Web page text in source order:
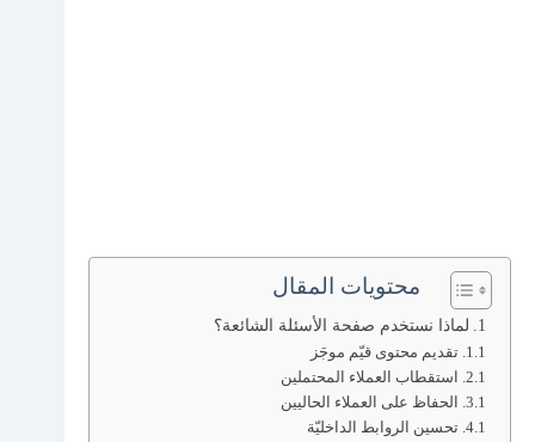
محتويات المقال
لماذا نستخدم صفحة الأسئلة الشائعة؟
تقديم محتوى قيّم موجَز
استقطاب العملاء المحتملين
الحفاظ على العملاء الحاليين
تحسين الروابط الداخليّة